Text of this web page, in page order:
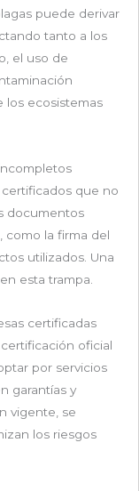
puede derivar
tanto a los
el uso de
los ecosistemas
que no
documentos
como la firma del
utilizados. Una
esta trampa.
certificadas
oficial
por servicios
garantías y
vigente, se
los riesgos